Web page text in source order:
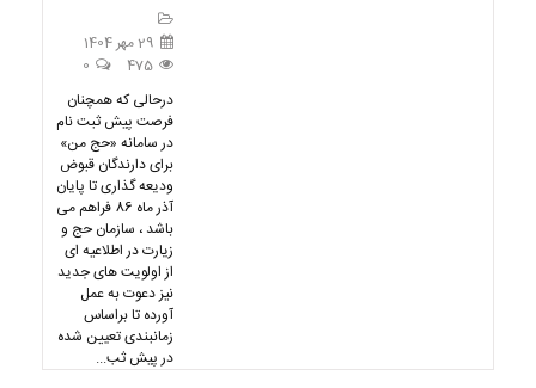
29 مهر 1404
475
0
درحالی که همچنان
فرصت پیش ثبت نام
در سامانه «حج من»
برای دارندگان قبوض
ودیعه گذاری تا پایان
آذر ماه 86 فراهم می
باشد ، سازمان حج و
زیارت در اطلاعیه ای
از اولویت های جدید
نیز دعوت به عمل
آورده تا براساس
زمانبندی تعیین شده
در پیش ثب...